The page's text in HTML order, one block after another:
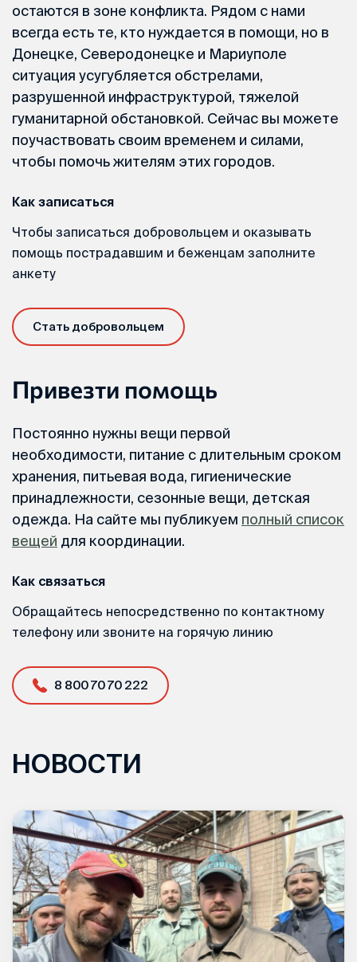
остаются в зоне конфликта. Рядом с нами
всегда есть те, кто нуждается в помощи, но в
Донецке, Северодонецке и Мариуполе
ситуация усугубляется обстрелами,
разрушенной инфраструктурой, тяжелой
гуманитарной обстановкой. Сейчас вы можете
поучаствовать своим временем и силами,
чтобы помочь жителям этих городов.
Как записаться
Чтобы записаться добровольцем и оказывать
помощь пострадавшим и беженцам заполните
анкету
Стать добровольцем
Привезти помощь
Постоянно нужны вещи первой
необходимости, питание с длительным сроком
хранения, питьевая вода, гигиенические
принадлежности, сезонные вещи, детская
одежда. На сайте мы публикуем полный список
вещей для координации.
Как связаться
Обращайтесь непосредственно по контактному
телефону или звоните на горячую линию
8 800 70 70 222
НОВОСТИ